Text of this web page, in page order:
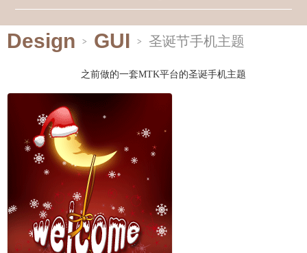
Design > GUI > 圣诞节手机主题
之前做的一套MTK平台的圣诞手机主题